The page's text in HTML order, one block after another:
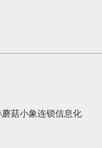
菇小象连锁信息化